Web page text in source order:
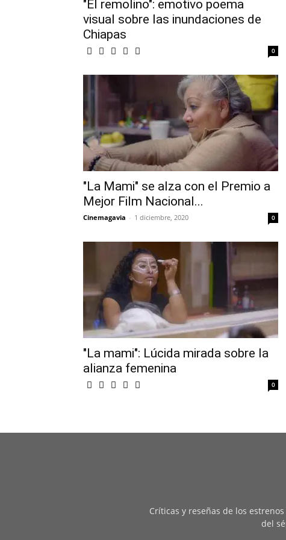
"El remolino": emotivo poema
visual sobre las inundaciones de
Chiapas
0
"La Mami" se alza con el Premio a
Mejor Film Nacional...
Cinemagavia - 1 diciembre, 2020 0
"La mami": Lúcida mirada sobre la
alianza femenina
0
Críticas y reseñas de los
del